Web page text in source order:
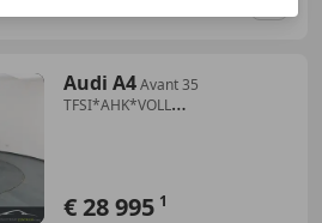
Audi A4Avant 35
TFSI*AHK*VOLL
€ 28 995 1